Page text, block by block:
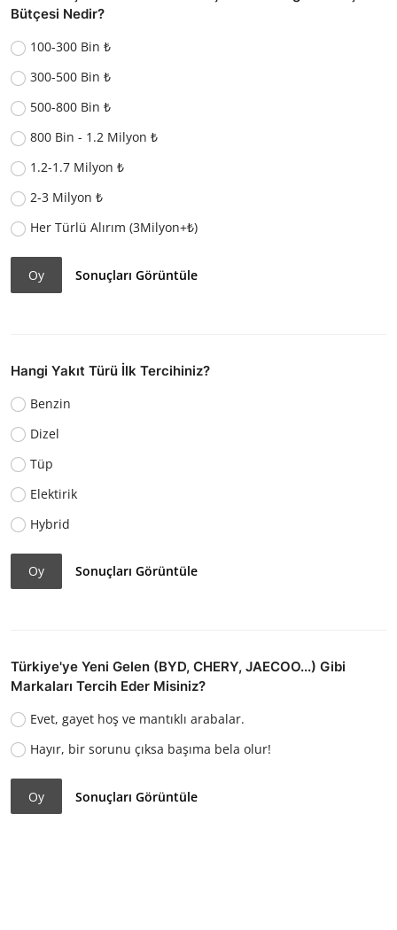
Bütçesi Nedir?
100-300 Bin ₺
300-500 Bin ₺
500-800 Bin ₺
800 Bin - 1.2 Milyon ₺
1.2-1.7 Milyon ₺
2-3 Milyon ₺
Her Türlü Alırım (3Milyon+₺)
Oy Sonuçları Görüntüle
Hangi Yakıt Türü İlk Tercihiniz?
Benzin
Dizel
Tüp
Elektirik
Hybrid
Oy Sonuçları Görüntüle
Türkiye'ye Yeni Gelen (BYD, CHERY, JAECOO...) Gibi
Markaları Tercih Eder Misiniz?
Evet, gayet hoş ve mantıklı arabalar.
Hayır, bir sorunu çıksa başıma bela olur!
Oy Sonuçları Görüntüle